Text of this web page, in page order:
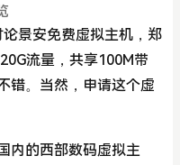
景安免费虚拟主机，郑
流量，共享100M带
错。当然，申请这个虚
内的西部数码虚拟主